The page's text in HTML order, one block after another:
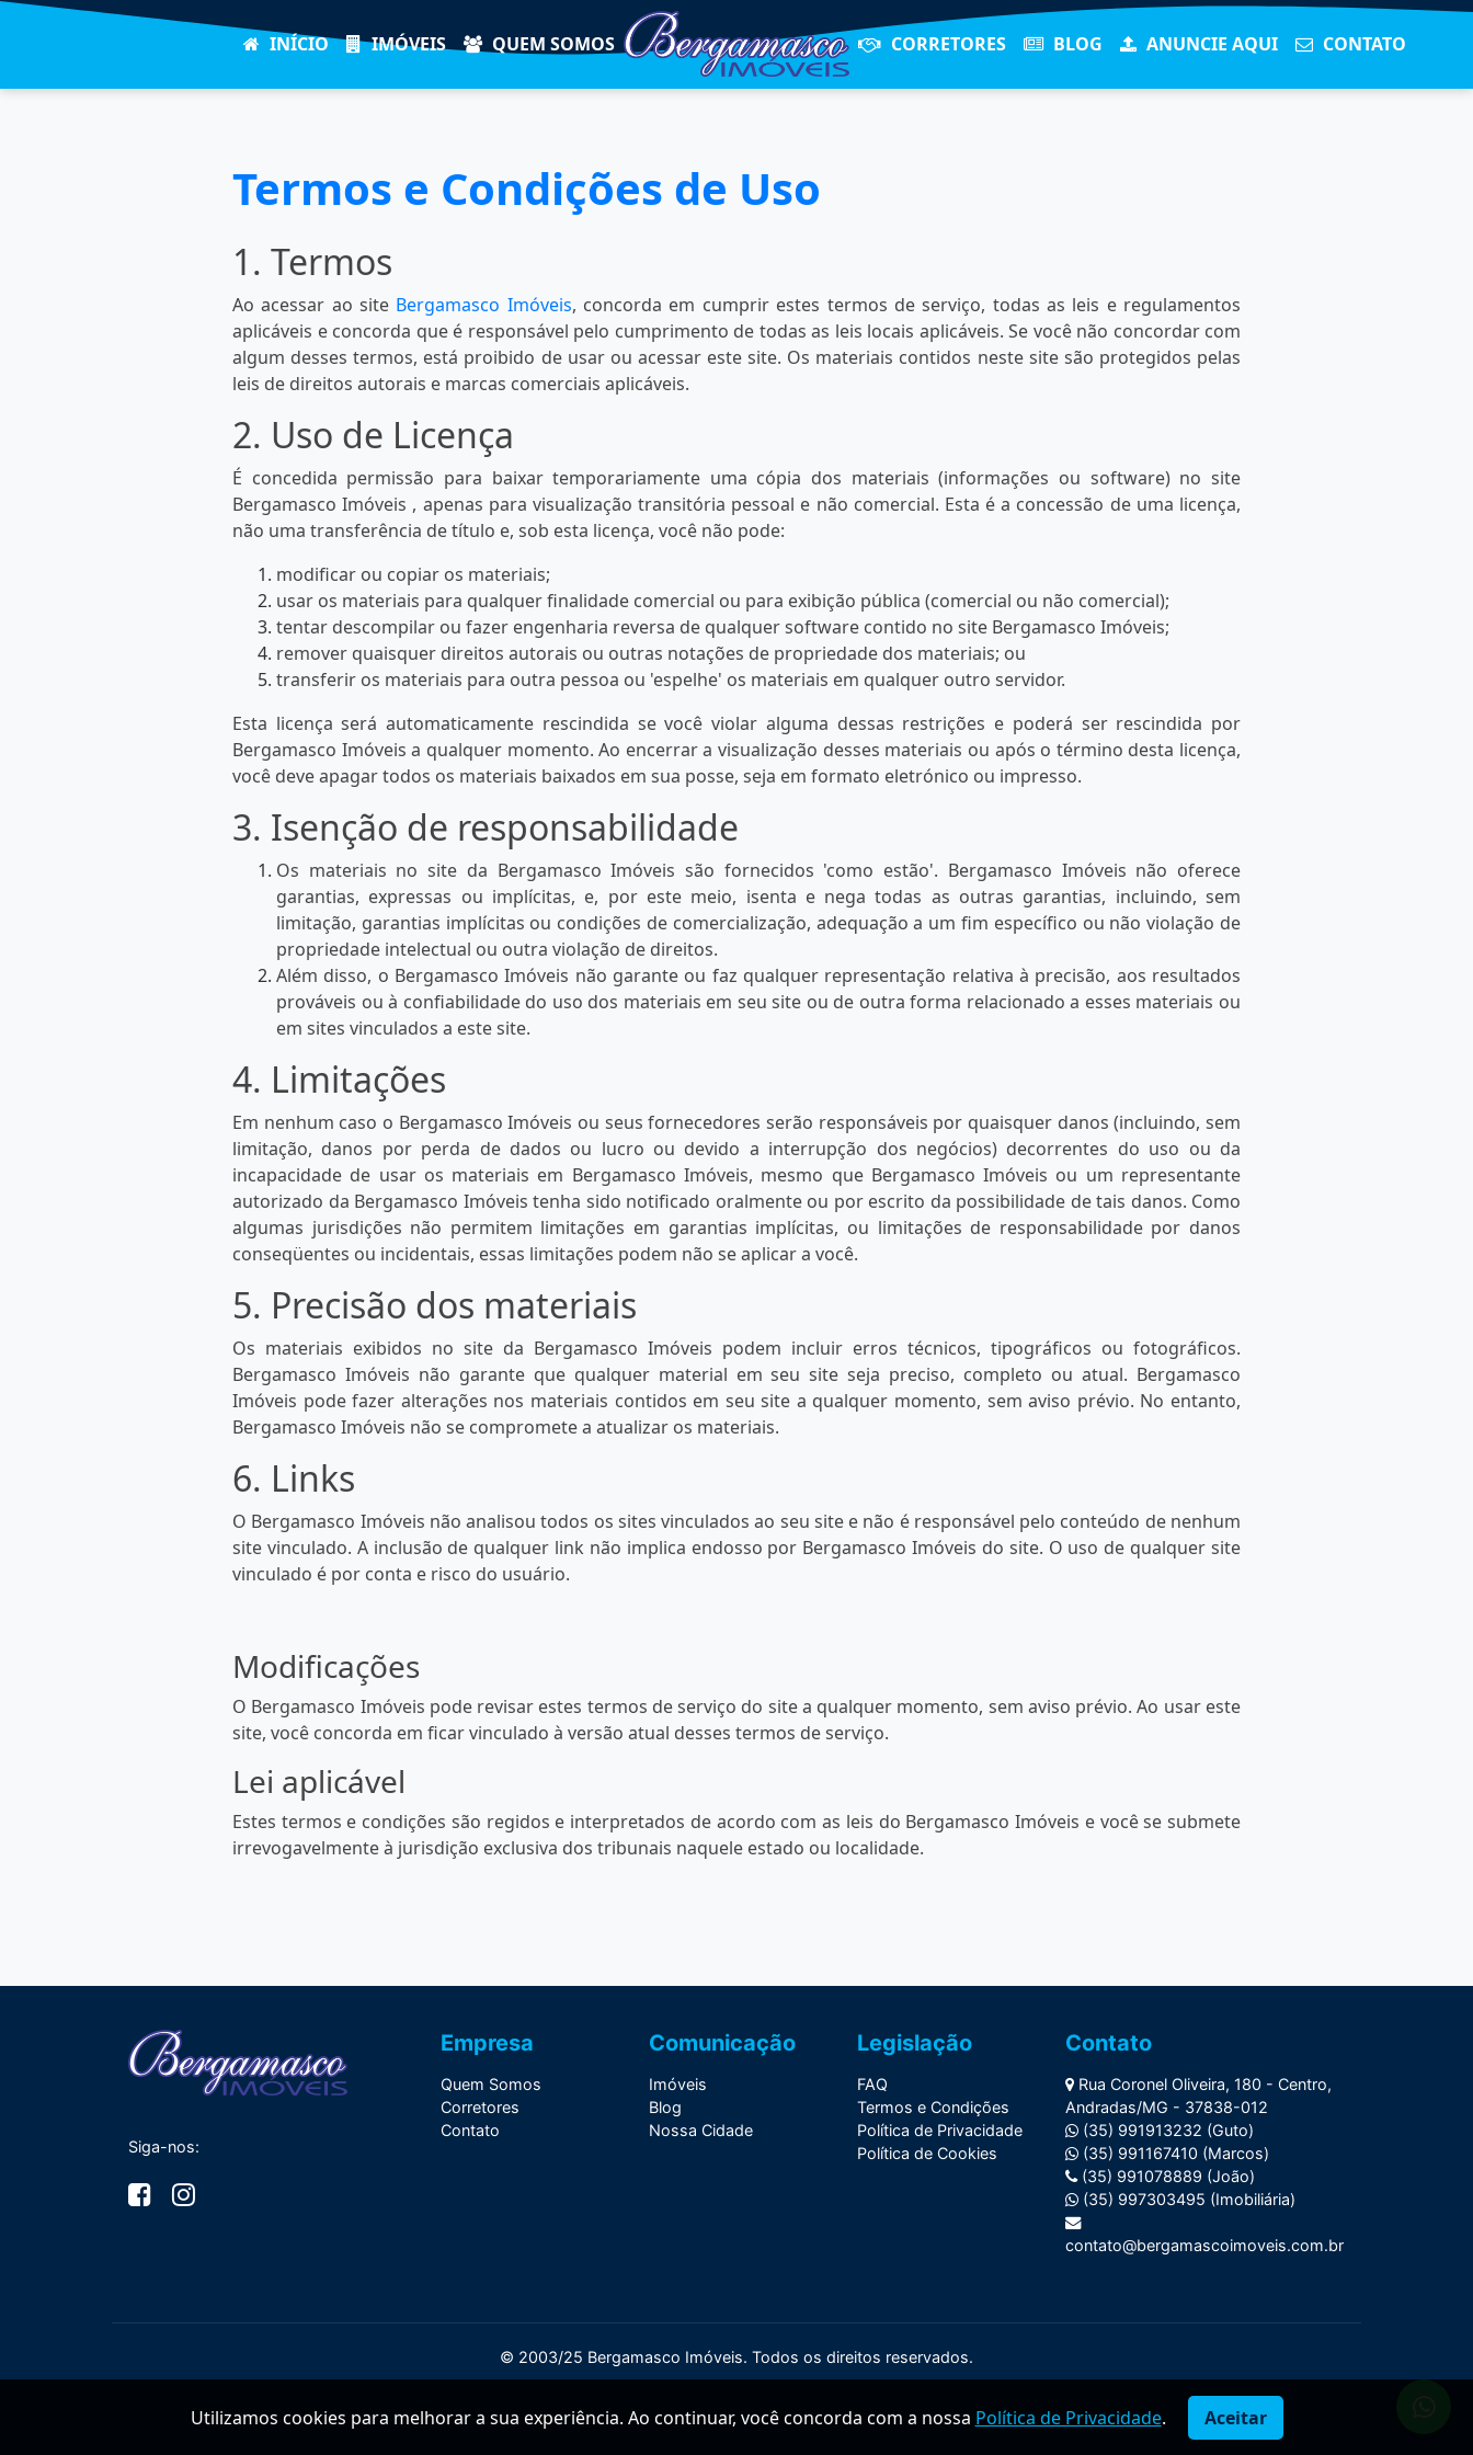
Utilizamos cookies para melhorar a sua experiência. Ao continuar, você concorda com a nossa Política de Privacidade. Aceitar
INÍCIO IMÓVEIS QUEM SOMOS CORRETORES BLOG ANUNCIE AQUI CONTATO
Termos e Condições de Uso
1. Termos
Ao acessar ao site Bergamasco Imóveis, concorda em cumprir estes termos de serviço, todas as leis e regulamentos
aplicáveis ​​e concorda que é responsável pelo cumprimento de todas as leis locais aplicáveis. Se você não concordar com
algum desses termos, está proibido de usar ou acessar este site. Os materiais contidos neste site são protegidos pelas
leis de direitos autorais e marcas comerciais aplicáveis.
2. Uso de Licença
É concedida permissão para baixar temporariamente uma cópia dos materiais (informações ou software) no site
Bergamasco Imóveis , apenas para visualização transitória pessoal e não comercial. Esta é a concessão de uma licença,
não uma transferência de título e, sob esta licença, você não pode:
modificar ou copiar os materiais;
usar os materiais para qualquer finalidade comercial ou para exibição pública (comercial ou não comercial);
tentar descompilar ou fazer engenharia reversa de qualquer software contido no site Bergamasco Imóveis;
remover quaisquer direitos autorais ou outras notações de propriedade dos materiais; ou
transferir os materiais para outra pessoa ou 'espelhe' os materiais em qualquer outro servidor.
Esta licença será automaticamente rescindida se você violar alguma dessas restrições e poderá ser rescindida por
Bergamasco Imóveis a qualquer momento. Ao encerrar a visualização desses materiais ou após o término desta licença,
você deve apagar todos os materiais baixados em sua posse, seja em formato eletrónico ou impresso.
3. Isenção de responsabilidade
Os materiais no site da Bergamasco Imóveis são fornecidos 'como estão'. Bergamasco Imóveis não oferece
garantias, expressas ou implícitas, e, por este meio, isenta e nega todas as outras garantias, incluindo, sem
limitação, garantias implícitas ou condições de comercialização, adequação a um fim específico ou não violação de
propriedade intelectual ou outra violação de direitos.
Além disso, o Bergamasco Imóveis não garante ou faz qualquer representação relativa à precisão, aos resultados
prováveis ​​ou à confiabilidade do uso dos materiais em seu site ou de outra forma relacionado a esses materiais ou
em sites vinculados a este site.
4. Limitações
Em nenhum caso o Bergamasco Imóveis ou seus fornecedores serão responsáveis ​​por quaisquer danos (incluindo, sem
limitação, danos por perda de dados ou lucro ou devido a interrupção dos negócios) decorrentes do uso ou da
incapacidade de usar os materiais em Bergamasco Imóveis, mesmo que Bergamasco Imóveis ou um representante
autorizado da Bergamasco Imóveis tenha sido notificado oralmente ou por escrito da possibilidade de tais danos. Como
algumas jurisdições não permitem limitações em garantias implícitas, ou limitações de responsabilidade por danos
conseqüentes ou incidentais, essas limitações podem não se aplicar a você.
5. Precisão dos materiais
Os materiais exibidos no site da Bergamasco Imóveis podem incluir erros técnicos, tipográficos ou fotográficos.
Bergamasco Imóveis não garante que qualquer material em seu site seja preciso, completo ou atual. Bergamasco
Imóveis pode fazer alterações nos materiais contidos em seu site a qualquer momento, sem aviso prévio. No entanto,
Bergamasco Imóveis não se compromete a atualizar os materiais.
6. Links
O Bergamasco Imóveis não analisou todos os sites vinculados ao seu site e não é responsável pelo conteúdo de nenhum
site vinculado. A inclusão de qualquer link não implica endosso por Bergamasco Imóveis do site. O uso de qualquer site
vinculado é por conta e risco do usuário.
Modificações
O Bergamasco Imóveis pode revisar estes termos de serviço do site a qualquer momento, sem aviso prévio. Ao usar este
site, você concorda em ficar vinculado à versão atual desses termos de serviço.
Lei aplicável
Estes termos e condições são regidos e interpretados de acordo com as leis do Bergamasco Imóveis e você se submete
irrevogavelmente à jurisdição exclusiva dos tribunais naquele estado ou localidade.
Siga-nos:
Empresa
Quem Somos
Corretores
Contato
Comunicação
Imóveis
Blog
Nossa Cidade
Legislação
FAQ
Termos e Condições
Política de Privacidade
Política de Cookies
Contato
Rua Coronel Oliveira, 180 - Centro,
Andradas/MG - 37838-012
(35) 991913232 (Guto)
(35) 991167410 (Marcos)
(35) 991078889 (João)
(35) 997303495 (Imobiliária)
contato@bergamascoimoveis.com.br
© 2003/25 Bergamasco Imóveis. Todos os direitos reservados.